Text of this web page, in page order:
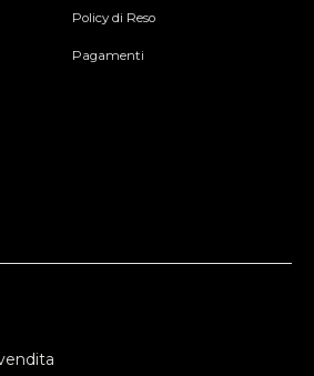
Policy di Reso
Pagamenti